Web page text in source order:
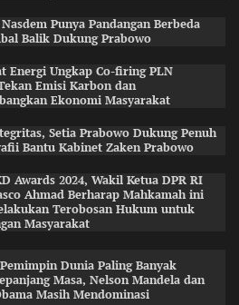
Punya Pandangan Berbeda
Balik Dukung Prabowo
Energi Ungkap Co-firing PLN
Emisi Karbon dan
Ekonomi Masyarakat
Setia Prabowo Dukung Penuh
Bantu Kabinet Zaken Prabowo
Awards 2024, Wakil Ketua DPR RI
Ahmad Berharap Mahkamah ini
Terobosan Hukum untuk
Masyarakat
Dunia Paling Banyak
Masa, Nelson Mandela dan
Masih Mendominasi